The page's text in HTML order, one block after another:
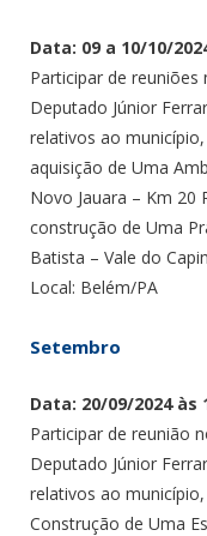
Data: 09 a 10/10/
Participar de reuniões
Deputado Júnior
relativos ao
aquisição de Uma
Novo Jauara – Km 20
construção de Uma
Batista – Vale do
Local: Belém/PA
Setembro
Data: 20/09/2024 às
Participar de reunião
Deputado Júnior
relativos ao
Construção de Uma